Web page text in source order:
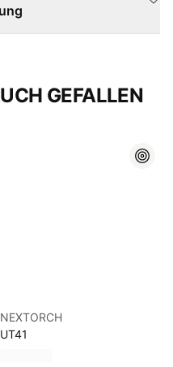
GEFALLEN
NEXTORCH
UT41